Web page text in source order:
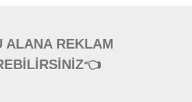
ALANA REKLAM